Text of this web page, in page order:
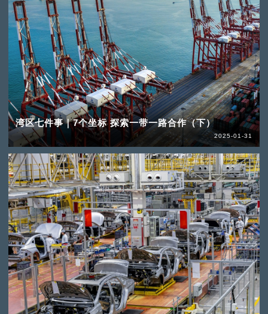
湾区七件事｜7个坐标 探索一带一路合作（下）
2025-01-31